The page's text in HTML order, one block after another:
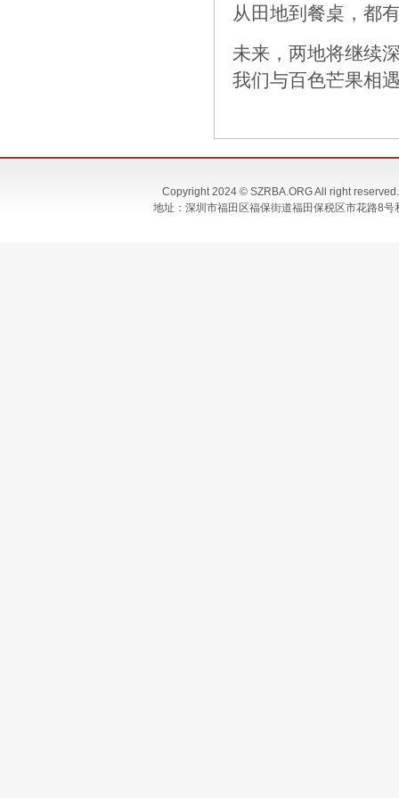
从田地到餐桌，都
未来，两地将继续
我们与百色芒果相
Copyright 2024 © SZRBA.ORG All right
地址：深圳市福田区福保街道福田保税区市花路8